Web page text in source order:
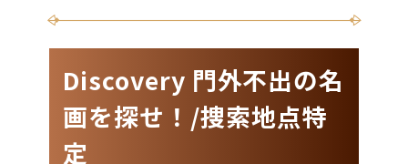
Discovery 門外不出の名
画を探せ！/捜索地点特
定